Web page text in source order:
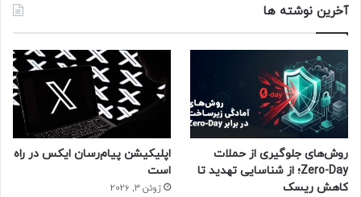
آخرین نوشته ها
روش‌های جلوگیری از حملات
Zero-Day؛ از شناسایی تهدید تا
کاهش ریسک
اپلیکیشن پیام‌رسان ایکس در راه
است
ژوئن 3, 2026